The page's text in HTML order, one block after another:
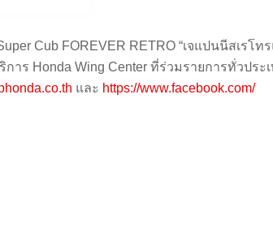
Cub FOREVER RETRO “เจแปนนีสเรโท
การ Honda Wing Center ที่ร่วมรายการทั่วประ
และ https://www.facebook.com/